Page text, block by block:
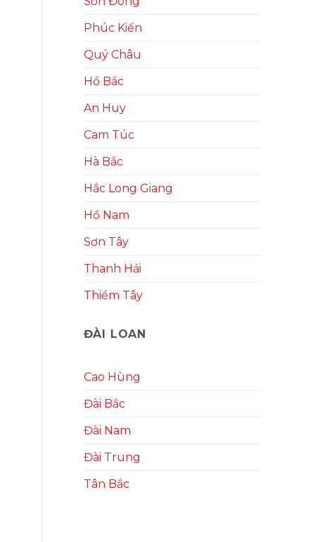
Phúc Kiến
Quý Châu
Hồ Bắc
An Huy
Cam Túc
Hà Bắc
Hắc Long Giang
Hồ Nam
Sơn Tây
Thanh Hải
Thiểm Tây
ĐÀI LOAN
Cao Hùng
Đài Bắc
Đài Nam
Đài Trung
Tân Bắc